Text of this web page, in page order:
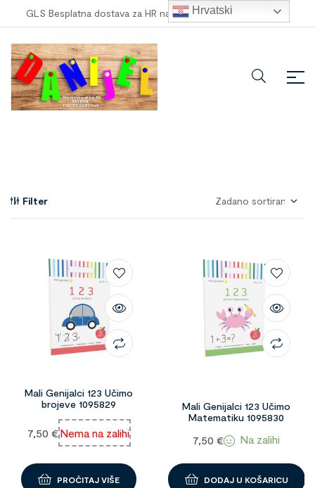
GLS Besplatna dostava za HR narudžbe veće od 100,00 €
Filter
Mali Genijalci 123 Učimo
brojeve 1095829
7,50 €Nema na zalihi
PROČITAJ VIŠE
Mali Genijalci 123 Učimo
Matematiku 1095830
7,50 € Na zalihi
DODAJ U KOŠARICU
Hrvatski